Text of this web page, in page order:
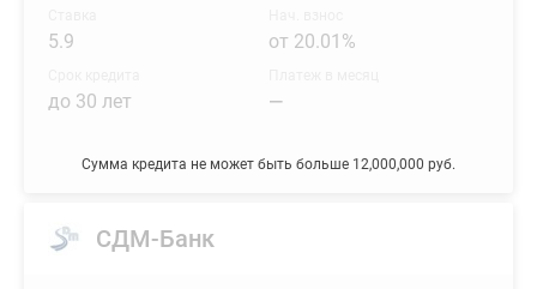
Сумма кредита не может быть больше 12,000,000 руб.
5.9 от 20.01%
до 30 лет —
СДМ-Банк